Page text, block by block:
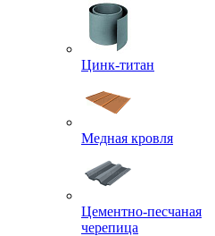
Цинк-титан
Медная кровля
Цементно-песчаная
черепица